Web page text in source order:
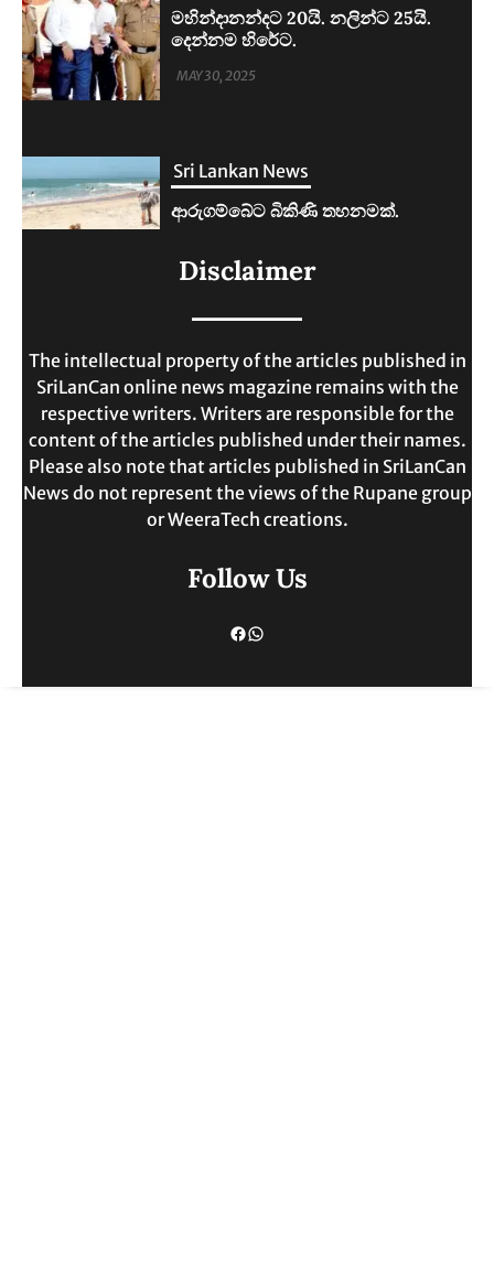
Sri Lankan News
ආරුගම්බේට බිකිණි තහනමක්.
MAY 30, 2025
Sri Lankan News
ඉහළට.
Disclaimer
The intellectual property of the articles published in
SriLanCan online news magazine remains with the
respective writers. Writers are responsible for the
content of the articles published under their names.
Please also note that articles published in SriLanCan
News do not represent the views of the Rupane group
or WeeraTech creations.
Follow Us
Facebook
WhatsApp